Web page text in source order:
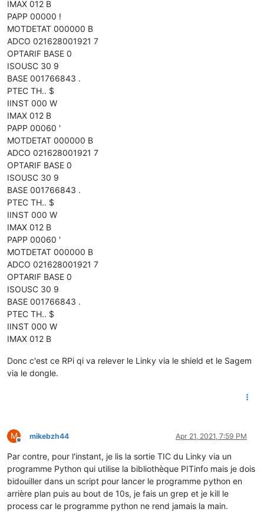
IMAX 012 B
PAPP 00000 !
MOTDETAT 000000 B
ADCO 021628001921 7
OPTARIF BASE 0
ISOUSC 30 9
BASE 001766843 .
PTEC TH.. $
IINST 000 W
IMAX 012 B
PAPP 00060 '
MOTDETAT 000000 B
ADCO 021628001921 7
OPTARIF BASE 0
ISOUSC 30 9
BASE 001766843 .
PTEC TH.. $
IINST 000 W
IMAX 012 B
PAPP 00060 '
MOTDETAT 000000 B
ADCO 021628001921 7
OPTARIF BASE 0
ISOUSC 30 9
BASE 001766843 .
PTEC TH.. $
IINST 000 W
IMAX 012 B
Donc c'est ce RPi qi va relever le Linky via le shield et le Sagem
via le dongle.
M
Offline
mikebzh44 Apr 21, 2021, 7:59 PM
Par contre, pour l'instant, je lis la sortie TIC du Linky via un
programme Python qui utilise la bibliothèque PITinfo mais je dois
bidouiller dans un script pour lancer le programme python en
arrière plan puis au bout de 10s, je fais un grep et je kill le
process car le programme python ne rend jamais la main.